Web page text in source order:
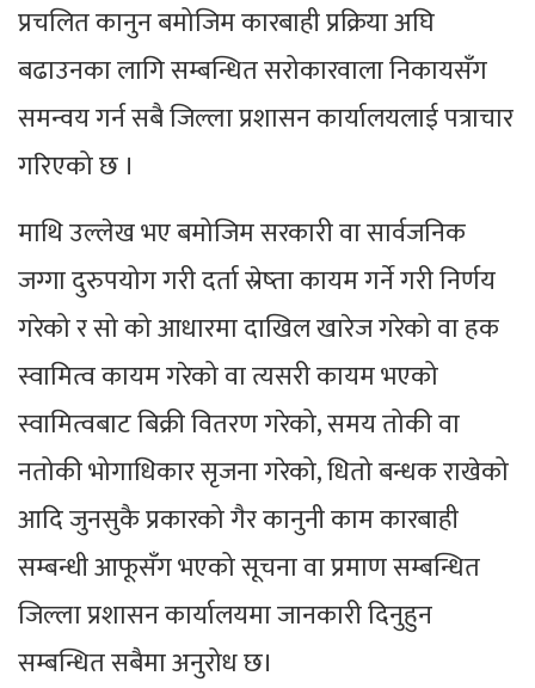
प्रचलित कानुन बमोजिम कारबाही प्रक्रिया अघि
बढाउनका लागि सम्बन्धित सरोकारवाला निकायसँग
समन्वय गर्न सबै जिल्ला प्रशासन कार्यालयलाई पत्राचार
गरिएको छ ।
माथि उल्लेख भए बमोजिम सरकारी वा सार्वजनिक
जग्गा दुरुपयोग गरी दर्ता स्रेष्ता कायम गर्ने गरी निर्णय
गरेको र सो को आधारमा दाखिल खारेज गरेको वा हक
स्वामित्व कायम गरेको वा त्यसरी कायम भएको
स्वामित्वबाट बिक्री वितरण गरेको, समय तोकी वा
नतोकी भोगाधिकार सृजना गरेको, धितो बन्धक राखेको
आदि जुनसुकै प्रकारको गैर कानुनी काम कारबाही
सम्बन्धी आफूसँग भएको सूचना वा प्रमाण सम्बन्धित
जिल्ला प्रशासन कार्यालयमा जानकारी दिनुहुन
सम्बन्धित सबैमा अनुरोध छ।